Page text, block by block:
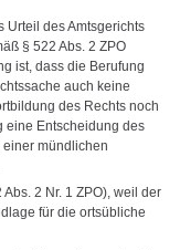
Urteil des Amtsgerichts
§ 522 Abs. 2 ZPO
ist, dass die Berufung
auch keine
des Rechts noch
eine Entscheidung des
mündlichen
2 Nr. 1 ZPO), weil der
für die ortsübliche